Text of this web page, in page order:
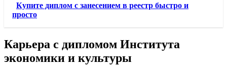
Купите диплом с занесением в реестр быстро и
просто
Карьера с дипломом Института
экономики и культуры